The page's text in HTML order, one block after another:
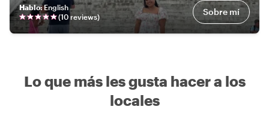
Hablo:English
(10reviews) Sobre mí
Lo que más les gusta hacer a los
locales